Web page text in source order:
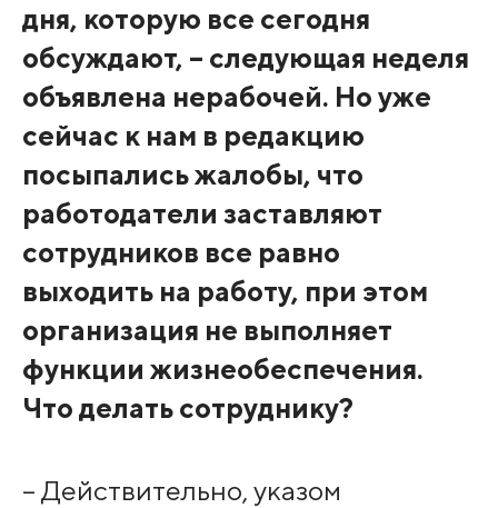
дня, которую все сегодня
обсуждают, – следующая неделя
объявлена нерабочей. Но уже
сейчас к нам в редакцию
посыпались жалобы, что
работодатели заставляют
сотрудников все равно
выходить на работу, при этом
организация не выполняет
функции жизнеобеспечения.
Что делать сотруднику?
– Действительно, указом